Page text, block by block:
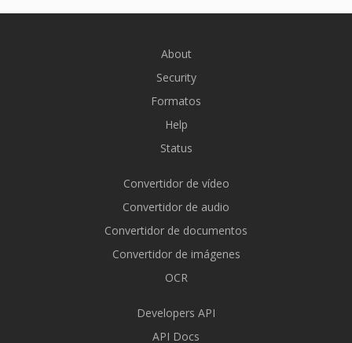
About
Security
Formatos
Help
Status
Convertidor de vídeo
Convertidor de audio
Convertidor de documentos
Convertidor de imágenes
OCR
Developers API
API Docs